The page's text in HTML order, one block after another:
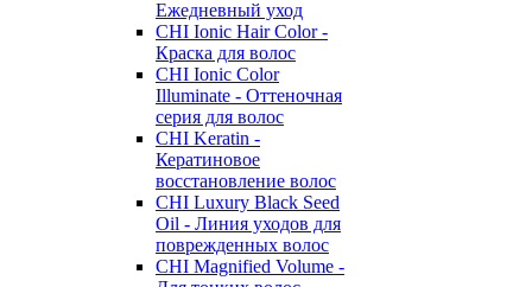
Ежедневный уход
CHI Ionic Hair Color -
Краска для волос
CHI Ionic Color
Illuminate - Оттеночная
серия для волос
CHI Keratin -
Кератиновое
восстановление волос
CHI Luxury Black Seed
Oil - Линия уходов для
поврежденных волос
CHI Magnified Volume -